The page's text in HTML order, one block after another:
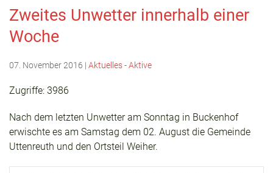
Zweites Unwetter innerhalb einer
Woche
07. November 2016 | Aktuelles - Aktive
Zugriffe: 3986
Nach dem letzten Unwetter am Sonntag in Buckenhof
erwischte es am Samstag dem 02. August die Gemeinde
Uttenreuth und den Ortsteil Weiher.